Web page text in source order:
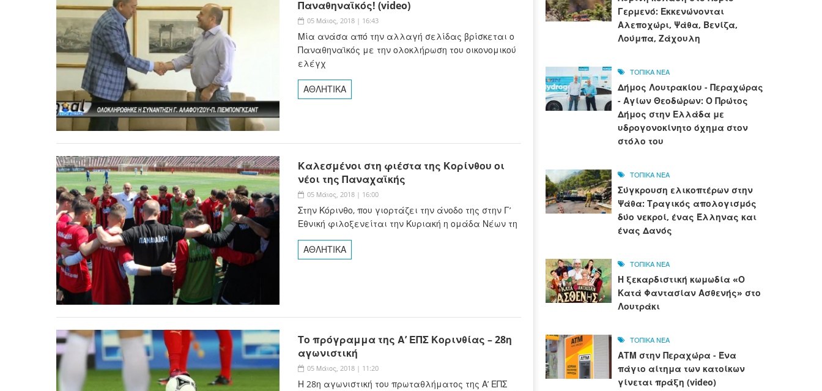
Παναθηναϊκός! (video)
05 Μάιος, 2018 | 16:43
Μία ανάσα από την αλλαγή σελίδας βρίσκεται ο
Παναθηναϊκός με την ολοκλήρωση του οικονομικού
ελέγχ
ΑΘΛΗΤΙΚΑ
Καλεσμένοι στη φιέστα της Κορίνθου οι
νέοι της Παναχαϊκής
05 Μάιος, 2018 | 16:00
Στην Κόρινθο, που γιορτάζει την άνοδο της στην Γ’
Εθνική φιλοξενείται την Κυριακή η ομάδα Νέων τη
ΑΘΛΗΤΙΚΑ
Το πρόγραμμα της Α’ ΕΠΣ Κορινθίας – 28η
αγωνιστική
05 Μάιος, 2018 | 11:20
Η 28η αγωνιστική του πρωταθλήματος της Α’ ΕΠΣ
Γερμενό: Εκκενώνονται
Αλεποχώρι, Ψάθα, Βενίζα,
Λούμπα, Ζάχουλη
ΤΟΠΙΚΑ ΝΕΑ
Δήμος Λουτρακίου - Περαχώρας
- Αγίων Θεοδώρων: Ο Πρώτος
Δήμος στην Ελλάδα με
υδρογονοκίνητο όχημα στον
στόλο του
ΤΟΠΙΚΑ ΝΕΑ
Σύγκρουση ελικοπτέρων στην
Ψάθα: Τραγικός απολογισμός
δύο νεκροί, ένας Έλληνας και
ένας Δανός
ΤΟΠΙΚΑ ΝΕΑ
Η ξεκαρδιστική κωμωδία «Ο
Κατά Φαντασίαν Ασθενής» στο
Λουτράκι
ΤΟΠΙΚΑ ΝΕΑ
ΑΤΜ στην Περαχώρα - Ένα
πάγιο αίτημα των κατοίκων
γίνεται πράξη (video)